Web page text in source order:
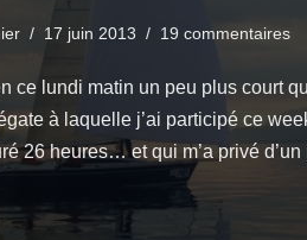
17 juin 2013 19 commentaires
ce lundi matin un peu plus court
à laquelle j’ai participé ce
26 heures… et qui m’a privé d’un